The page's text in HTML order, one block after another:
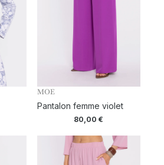
MOE
Pantalon femme violet
80,00€